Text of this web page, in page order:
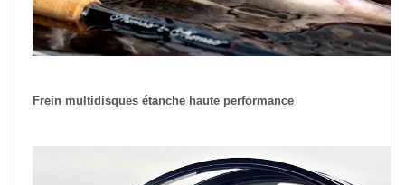
Frein multidisques étanche haute performance